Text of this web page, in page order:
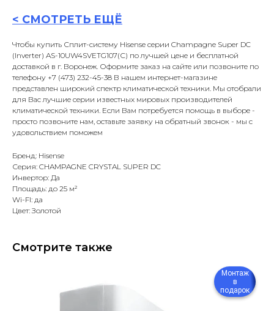
< СМОТРЕТЬ ЕЩЁ
Чтобы купить Сплит-систему Hisense серии Champagne Super DC
(Inverter) AS-10UW4SVETG107(С) по лучшей цене и бесплатной
доставкой в г. Воронеж. Оформите заказ на сайте или позвоните по
телефону +7 (473) 232-45-38 В нашем интернет-магазине
представлен широкий спектр климатической техники. Мы отобрали
для Вас лучшие серии известных мировых производителей
климатической техники. Если Вам потребуется помощь в выборе -
просто позвоните нам, оставьте заявку на обратный звонок - мы с
удовольствием поможем
Бренд: Hisense
Серия: CHAMPAGNE CRYSTAL SUPER DC
Инвертор: Да
Площадь: до 25 м²
Wi-FI: да
Цвет: Золотой
Смотрите также
Монтаж
в
подарок